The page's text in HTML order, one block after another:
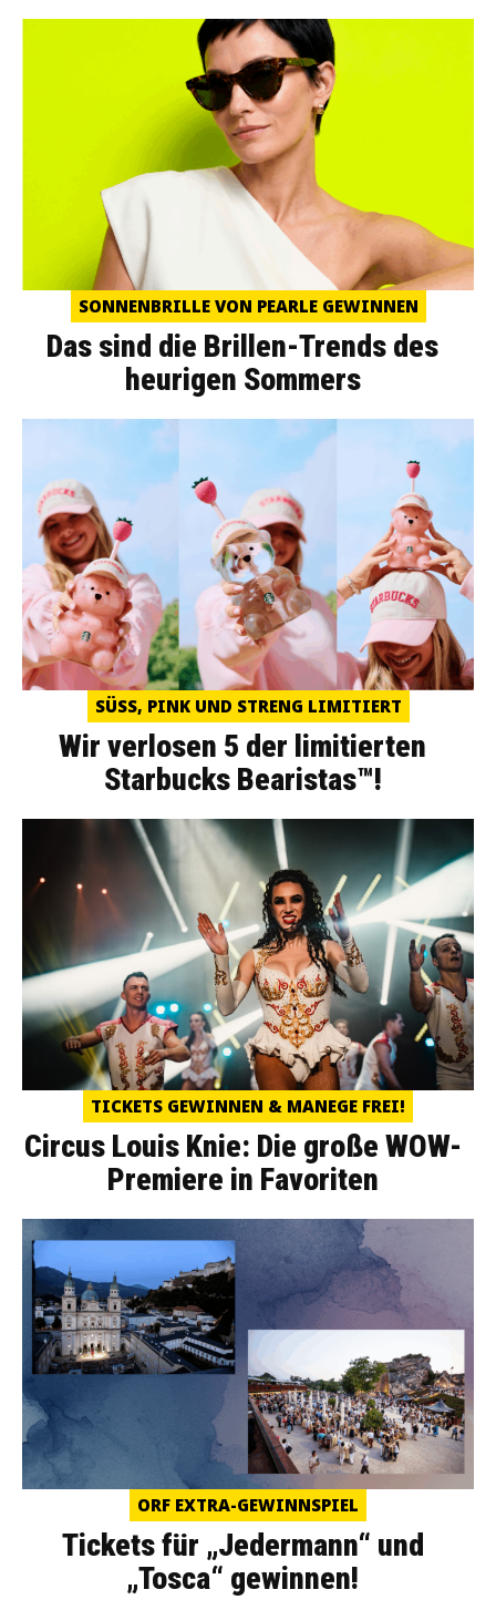
SONNENBRILLE VON PEARLE GEWINNEN
Das sind die Brillen-Trends des
heurigen Sommers
SÜSS, PINK UND STRENG LIMITIERT
Wir verlosen 5 der limitierten
Starbucks Bearistas™!
TICKETS GEWINNEN & MANEGE FREI!
Circus Louis Knie: Die große WOW-
Premiere in Favoriten
ORF EXTRA-GEWINNSPIEL
Tickets für „Jedermann“ und
„Tosca“ gewinnen!